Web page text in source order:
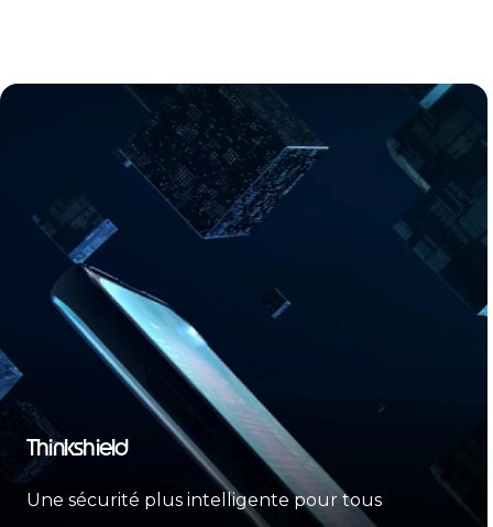
Thinkshield
Une sécurité plus intelligente pour tous